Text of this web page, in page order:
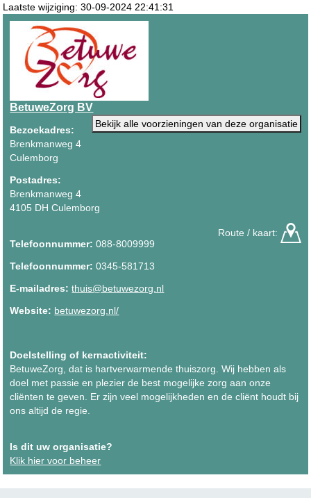
Laatste wijziging: 30-09-2024 22:41:31
BetuweZorg BV
Bekijk alle voorzieningen van deze organisatie
Bezoekadres:
Brenkmanweg 4
Culemborg
Postadres:
Brenkmanweg 4
4105 DH Culemborg
Route / kaart:
Telefoonnummer: 088-8009999
Telefoonnummer: 0345-581713
E-mailadres: thuis@betuwezorg.nl
Website: betuwezorg.nl/
Doelstelling of kernactiviteit:
BetuweZorg, dat is hartverwarmende thuiszorg. Wij hebben als
doel met passie en plezier de best mogelijke zorg aan onze
cliënten te geven. Er zijn veel mogelijkheden en de cliënt houdt bij
ons altijd de regie.
Is dit uw organisatie?
Klik hier voor beheer